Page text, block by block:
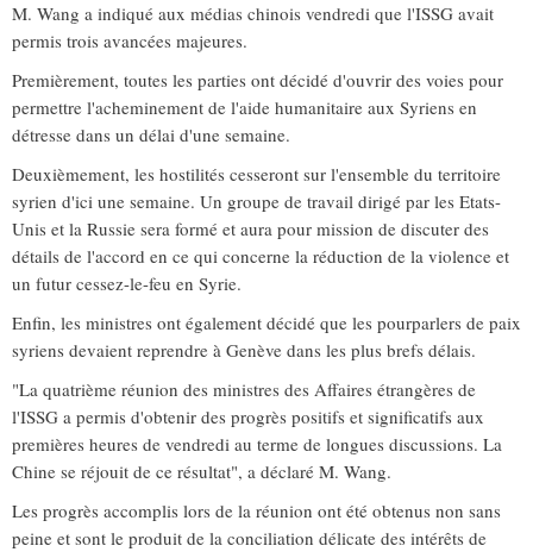
M. Wang a indiqué aux médias chinois vendredi que l'ISSG avait
permis trois avancées majeures.
Premièrement, toutes les parties ont décidé d'ouvrir des voies pour
permettre l'acheminement de l'aide humanitaire aux Syriens en
détresse dans un délai d'une semaine.
Deuxièmement, les hostilités cesseront sur l'ensemble du territoire
syrien d'ici une semaine. Un groupe de travail dirigé par les Etats-
Unis et la Russie sera formé et aura pour mission de discuter des
détails de l'accord en ce qui concerne la réduction de la violence et
un futur cessez-le-feu en Syrie.
Enfin, les ministres ont également décidé que les pourparlers de paix
syriens devaient reprendre à Genève dans les plus brefs délais.
"La quatrième réunion des ministres des Affaires étrangères de
l'ISSG a permis d'obtenir des progrès positifs et significatifs aux
premières heures de vendredi au terme de longues discussions. La
Chine se réjouit de ce résultat", a déclaré M. Wang.
Les progrès accomplis lors de la réunion ont été obtenus non sans
peine et sont le produit de la conciliation délicate des intérêts de